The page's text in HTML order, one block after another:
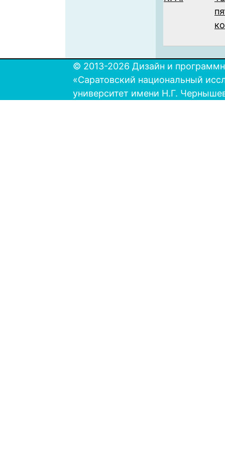
© 2013-2026 Дизайн и
«Саратовский национальный
университет имени Н.Г.